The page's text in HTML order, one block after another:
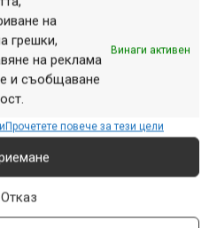
на
грешки,
на реклама
и съобщаване
Винаги активен
Прочетете повече за тези цели
Отказ